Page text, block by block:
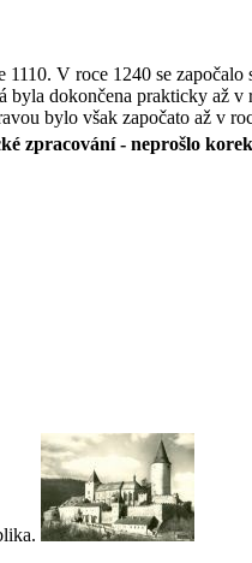
1110. V roce 1240 se
byla dokončena prakticky až
bylo však započato až v
zpracování - neprošlo
.